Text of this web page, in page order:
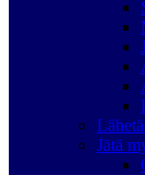
Jätä